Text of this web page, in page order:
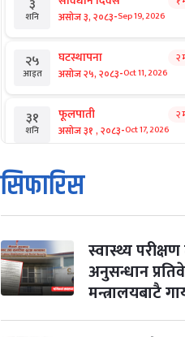
शनि असोज ३, २०८३-Sep 19, 2026
२५
आइत
घटस्थापना
असोज २५, २०८३-Oct 11, 2026
२
३१
शनि
फूलपाती
असोज ३१ , २०८३-Oct 17, 2026
२
१
आइत
कार्तिक सङ्क्रान्ति
कार्तिक १, २०८३
मंगल कार्तिक ३, २०८३-Oct 20, 2026
४ विजयादशमी
कार्तिक ४, २०८३-Oct 21, 2026
२
सिफारिस
स्वास्थ्य
अनुसन्धान
मन्त्रालयबाटै